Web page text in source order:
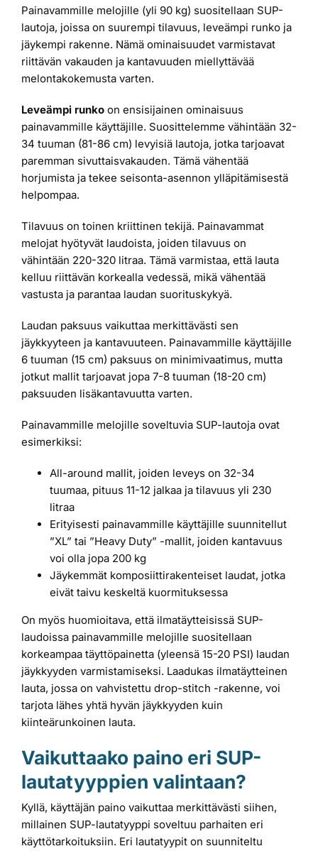
Painavammille melojille (yli 90 kg) suositellaan SUP-
lautoja, joissa on suurempi tilavuus, leveämpi runko ja
jäykempi rakenne. Nämä ominaisuudet varmistavat
riittävän vakauden ja kantavuuden miellyttävää
melontakokemusta varten.
Leveämpi runko on ensisijainen ominaisuus
painavammille käyttäjille. Suosittelemme vähintään 32-
34 tuuman (81-86 cm) levyisiä lautoja, jotka tarjoavat
paremman sivuttaisvakauden. Tämä vähentää
horjumista ja tekee seisonta-asennon ylläpitämisestä
helpompaa.
Tilavuus on toinen kriittinen tekijä. Painavammat
melojat hyötyvät laudoista, joiden tilavuus on
vähintään 220-320 litraa. Tämä varmistaa, että lauta
kelluu riittävän korkealla vedessä, mikä vähentää
vastusta ja parantaa laudan suorituskykyä.
Laudan paksuus vaikuttaa merkittävästi sen
jäykkyyteen ja kantavuuteen. Painavammille käyttäjille
6 tuuman (15 cm) paksuus on minimivaatimus, mutta
jotkut mallit tarjoavat jopa 7-8 tuuman (18-20 cm)
paksuuden lisäkantavuutta varten.
Painavammille melojille soveltuvia SUP-lautoja ovat
esimerkiksi:
All-around mallit, joiden leveys on 32-34
tuumaa, pituus 11-12 jalkaa ja tilavuus yli 230
litraa
Erityisesti painavammille käyttäjille suunnitellut
”XL” tai ”Heavy Duty” -mallit, joiden kantavuus
voi olla jopa 200 kg
Jäykemmät komposiittirakenteiset laudat, jotka
eivät taivu keskeltä kuormituksessa
On myös huomioitava, että ilmatäytteisissä SUP-
laudoissa painavammille melojille suositellaan
korkeampaa täyttöpainetta (yleensä 15-20 PSI) laudan
jäykkyyden varmistamiseksi. Laadukas ilmatäytteinen
lauta, jossa on vahvistettu drop-stitch -rakenne, voi
tarjota lähes yhtä hyvän jäykkyyden kuin
kiinteärunkoinen lauta.
Vaikuttaako paino eri SUP-
lautatyyppien valintaan?
Kyllä, käyttäjän paino vaikuttaa merkittävästi siihen,
millainen SUP-lautatyyppi soveltuu parhaiten eri
käyttötarkoituksiin. Eri lautatyypit on suunniteltu